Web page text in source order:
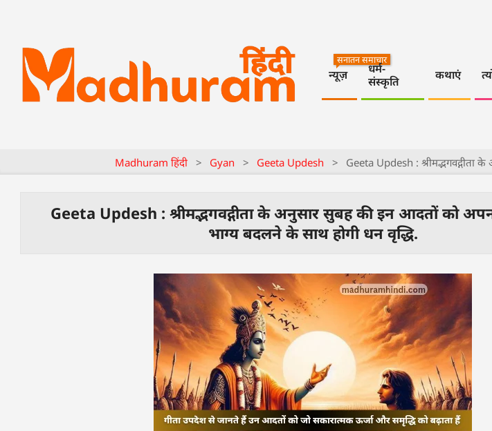
न्यूज़
सनातन समाचार
धर्म-
संस्कृति
कथाएं
Madhuram हिंदी > Gyan > Geeta Updesh > Geeta Updesh : श्रीमद्भगवद्गीता
Geeta Updesh : श्रीमद्भगवद्गीता के अनुसार सुबह की इन आदतों को
भाग्य बदलने के साथ होगी धन वृद्धि.